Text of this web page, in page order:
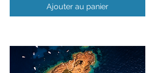
Ajouter au panier